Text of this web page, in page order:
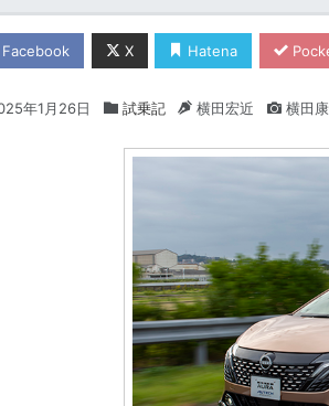
Facebook X Hatena
年1月26日 試乗記 横田宏近 横田